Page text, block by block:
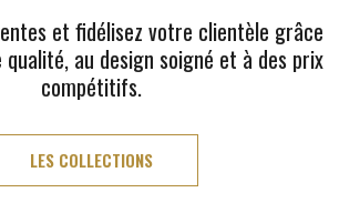
et fidélisez votre clientèle grâce
au design soigné et à des prix
compétitifs.
LES COLLECTIONS